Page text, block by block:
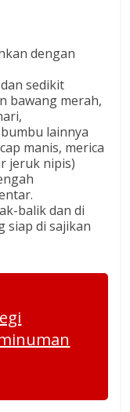
dengan
sedikit
bawang merah,
lainnya
manis, merica
jeruk nipis)
balik dan di
siap di sajikan